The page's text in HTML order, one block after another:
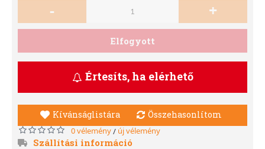
- +
Elfogyott
Értesíts, ha elérhető
Kívánságlistára Összehasonlítom
0 vélemény/ új vélemény
Szállítási információ